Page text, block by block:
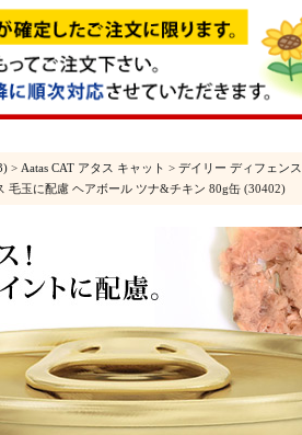
> Aatas CAT アタス キャット > デイリー ディフェンス
毛玉に配慮 ヘアボール ツナ&チキン 80g缶 (30402)